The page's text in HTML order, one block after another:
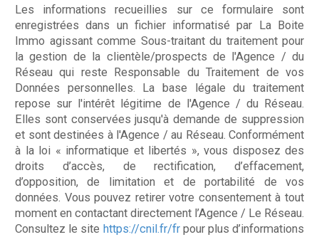
Les informations recueillies sur ce formulaire sont
enregistrées dans un fichier informatisé par La Boite
Immo agissant comme Sous-traitant du traitement pour
la gestion de la clientèle/prospects de l'Agence / du
Réseau qui reste Responsable du Traitement de vos
Données personnelles. La base légale du traitement
repose sur l'intérêt légitime de l'Agence / du Réseau.
Elles sont conservées jusqu'à demande de suppression
et sont destinées à l'Agence / au Réseau. Conformément
à la loi « informatique et libertés », vous disposez des
droits d’accès, de rectification, d’effacement,
d’opposition, de limitation et de portabilité de vos
données. Vous pouvez retirer votre consentement à tout
moment en contactant directement l’Agence / Le Réseau.
Consultez le site https://cnil.fr/frpour plus d’informations